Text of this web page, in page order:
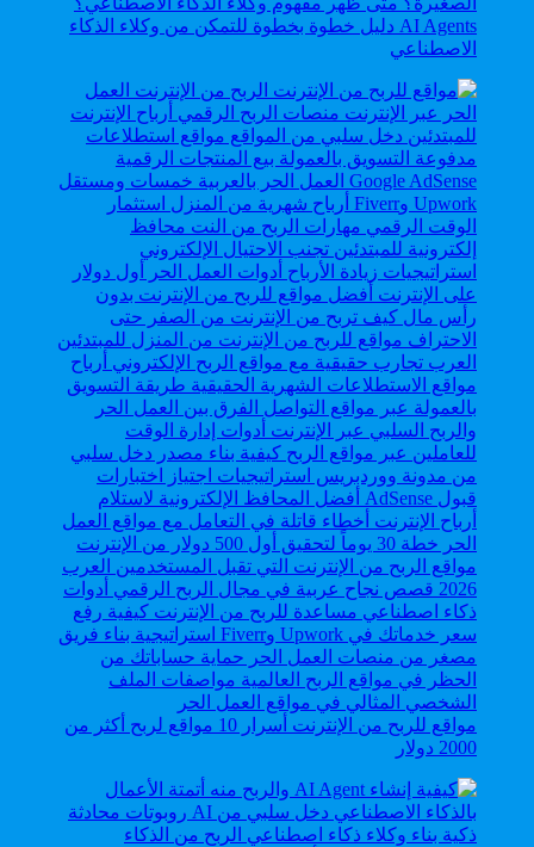
AI Agents دليل خطوة بخطوة للتمكن من وكلاء الذكاء
الاصطناعي
مواقع للربح من الإنترنت أسرار 10 مواقع لربح أكثر من
2000 دولار